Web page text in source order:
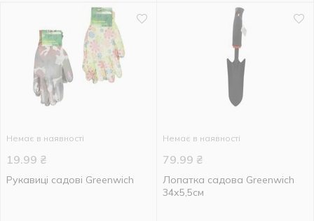
Немає в наявності
19.99 ₴
Рукавиці садові Greenwich
Немає в наявності
79.99 ₴
Лопатка садова Greenwich
34х5,5см